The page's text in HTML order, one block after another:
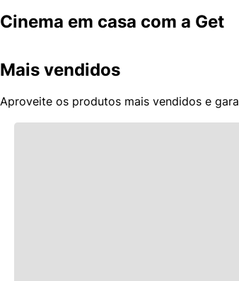
Cinema em casa com a Get
Mais vendidos
Aproveite os produtos mais vendidos e